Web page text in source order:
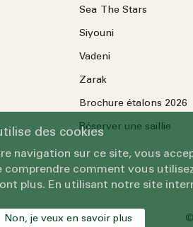
Sea TheStars
Siyouni
Vadeni
Zarak
Brochure étalons 2026
Réserver une saillie
des cookies
navigation sur ce site, vous
comprendre comment vous
plus. En utilisant notre site
Non, je veux en savoir plus